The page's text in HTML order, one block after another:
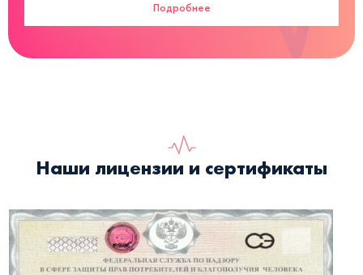
Подробнее
Наши лицензии и сертификаты